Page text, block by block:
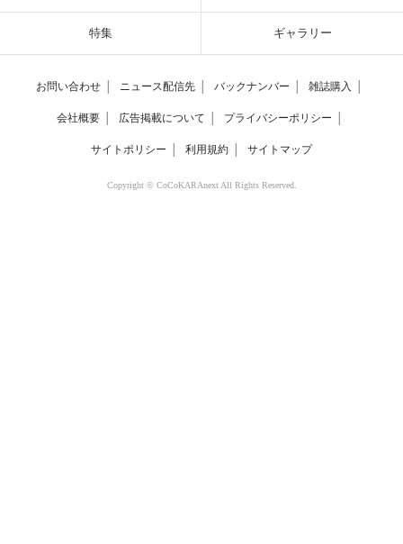
特集 ギャラリー
お問い合わせ ニュース配信先 バックナンバー 雑誌購入
会社概要 広告掲載について プライバシーポリシー
サイトポリシー 利用規約 サイトマップ
Copyright © CoCoKARAnext All Rights Reserved.